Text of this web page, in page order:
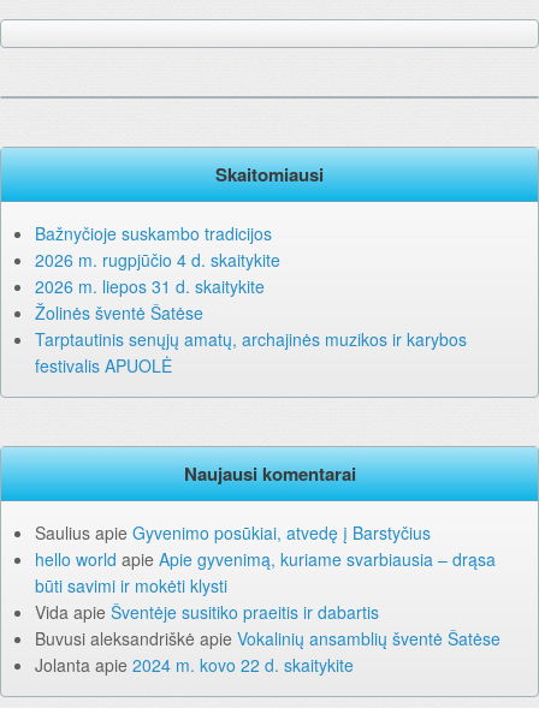
Skaitomiausi
Bažnyčioje suskambo tradicijos
2026 m. rugpjūčio 4 d. skaitykite
2026 m. liepos 31 d. skaitykite
Žolinės šventė Šatėse
Tarptautinis senųjų amatų, archajinės muzikos ir karybos
festivalis APUOLĖ
Naujausi komentarai
Saulius apie Gyvenimo posūkiai, atvedę į Barstyčius
hello world apie Apie gyvenimą, kuriame svarbiausia – drąsa
būti savimi ir mokėti klysti
Vida apie Šventėje susitiko praeitis ir dabartis
Buvusi aleksandriškė apie Vokalinių ansamblių šventė Šatėse
Jolanta apie 2024 m. kovo 22 d. skaitykite